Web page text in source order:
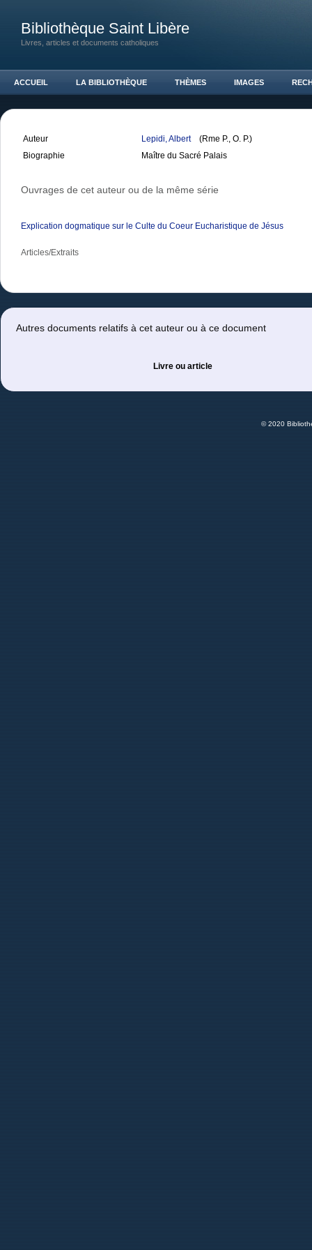
Bibliothèque Saint Libère
Livres, articles et documents catholiques
ACCUEIL LA BIBLIOTHÈQUE THÈMES IMAGES
Auteur Lepidi, Albert
(Rme P., O. P.)
Biographie
Maître du Sacré Palais
Ouvrages de cet auteur ou de la même série
Explication dogmatique sur le Culte du Coeur Eucharistique de Jésus
Articles/Extraits
Autres documents relatifs à cet auteur ou à ce document
Livre ou article
© 2020